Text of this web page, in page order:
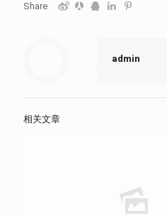
Share
admin
相关文章